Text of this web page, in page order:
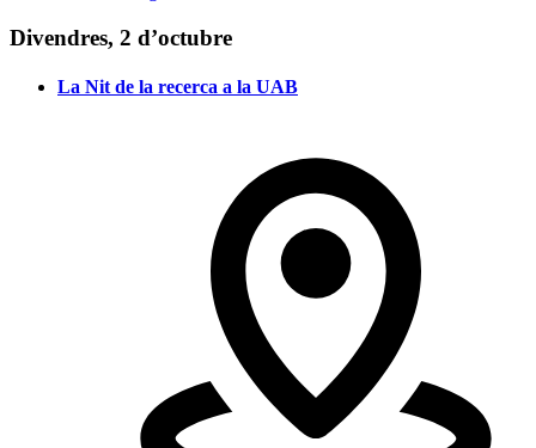
Divendres, 2 d’octubre
La Nit de la recerca a la UAB